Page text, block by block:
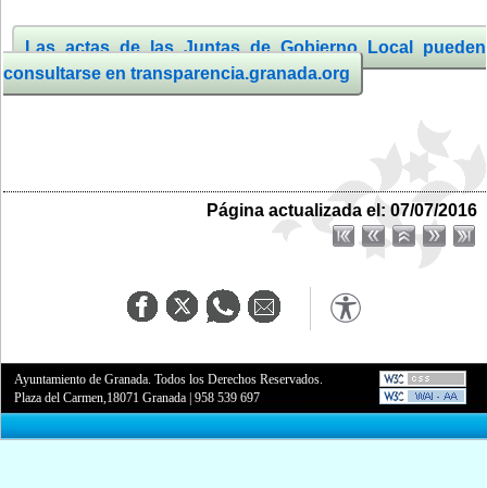
Las actas de las Juntas de Gobierno Local pueden
consultarse en transparencia.granada.org
Página actualizada el: 07/07/2016
Ayuntamiento de Granada. Todos los Derechos Reservados.
Plaza del Carmen,18071 Granada |958 539 697